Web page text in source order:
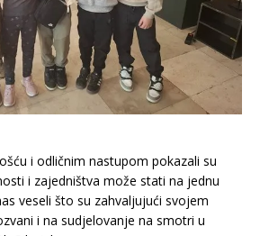
i odličnim nastupom pokazali su
i zajedništva može stati na jednu
veseli što su zahvaljujući svojem
i na sudjelovanje na smotri u